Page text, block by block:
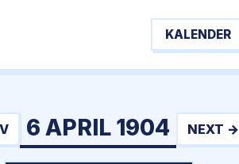
KALENDER
6 APRIL 1904 NEXT →